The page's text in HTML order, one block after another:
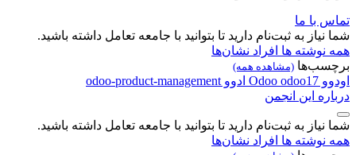
تماس با ما
شما نیاز به ثبت‌نام دارید تا بتوانید با جامعه تعامل داشته باشید.
همه نوشته ها افراد نشان‌ها
برچسب‌ها (مشاهده همه)
اودوو Odoo odoo17 ادوو odoo-product-management
درباره این انجمن
شما نیاز به ثبت‌نام دارید تا بتوانید با جامعه تعامل داشته باشید.
همه نوشته ها افراد نشان‌ها